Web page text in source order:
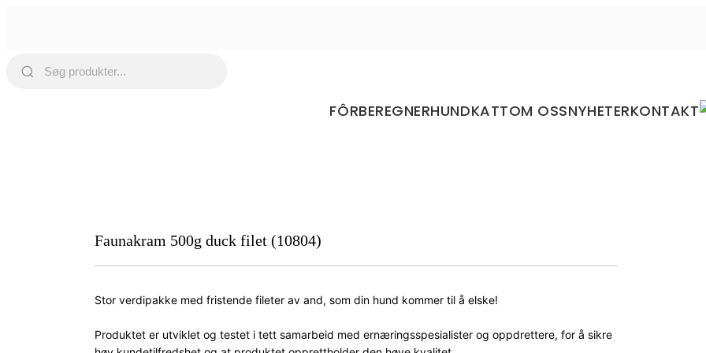
FÔRBEREGNERHUNDKATTOM OSSNYHETERKONTAKT
Faunakram 500g duck filet (10804)
Stor verdipakke med fristende fileter av and, som din hund kommer til å elske!
Produktet er utviklet og testet i tett samarbeid med ernæringsspesialister og oppdrettere, for å sikre